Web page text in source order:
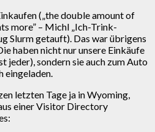
(„the double amount of
more” – Michl „Ich-Trink-
Slurm getauft). Das war übrigens
haben nicht nur unsere Einkäufe
jeder), sondern sie auch zum Auto
eingeladen.
letzten Tage ja in Wyoming,
einer Visitor Directory